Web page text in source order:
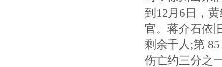
到12月6日，
官。蒋介石依
剩余千人;第
伤亡约三分之